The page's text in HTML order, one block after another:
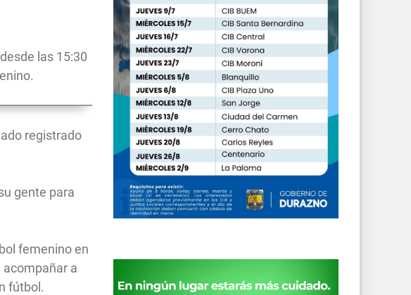
las 15:30
registrado
gente para
femenino en
a
fútbol.